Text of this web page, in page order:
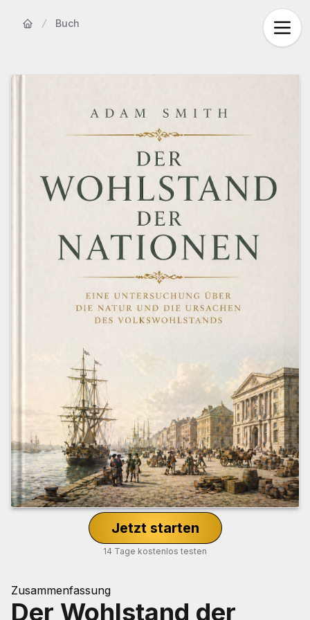
Buch
Zusammenfassung
Der Wohlstand der
Jetzt starten
14 Tage kostenlos testen